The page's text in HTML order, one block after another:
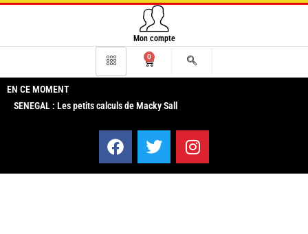
Mon compte
0
EN CE MOMENT
SENEGAL : Les petits calculs de Macky Sall